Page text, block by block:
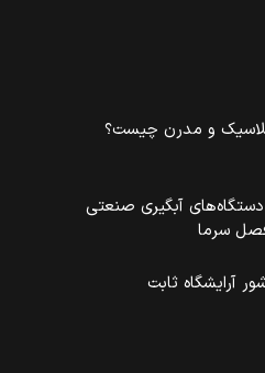
و مدرن چیست؟
دستگاه‌های آبگیری صنعتی
سرما
آرایشگاه ثابت